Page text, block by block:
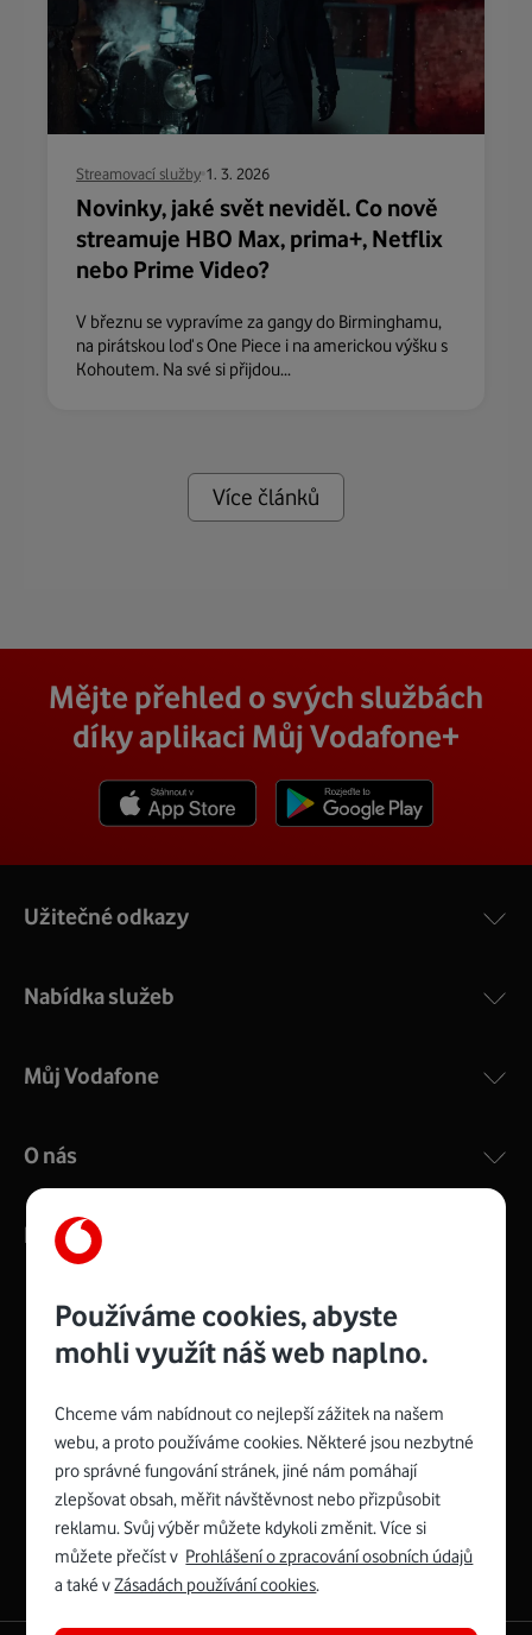
Streamovací služby 1. 3. 2026
Novinky, jaké svět neviděl. Co nově
streamuje HBO Max, prima+, Netflix
nebo Prime Video?
V březnu se vypravíme za gangy do Birminghamu,
na pirátskou loď s One Piece i na americkou výšku s
Kohoutem. Na své si přijdou...
Více článků
Mějte přehled o svých službách
díky aplikaci Můj Vodafone+
Spojte se s Vodafonem
Facebook
profil
X
profil
Instagram
profil
Youtube
profil
Vodafone
TV
LinkedIn
profil
Užitečné odkazy
Nabídka služeb
Můj Vodafone
O nás
Kontakty
Management
consultancy
Recruitment
logo
Top
roku
Platinové
EcoVadis
Buy
Award
má
zelenou
Používáme cookies, abyste
mohli využít náš web naplno.
Chceme vám nabídnout co nejlepší zážitek na našem
webu, a proto používáme cookies. Některé jsou nezbytné
pro správné fungování stránek, jiné nám pomáhají
zlepšovat obsah, měřit návštěvnost nebo přizpůsobit
reklamu. Svůj výběr můžete kdykoli změnit. Více si
můžete přečíst v Prohlášení o zpracování osobních údajů
a také vZásadách používání cookies.